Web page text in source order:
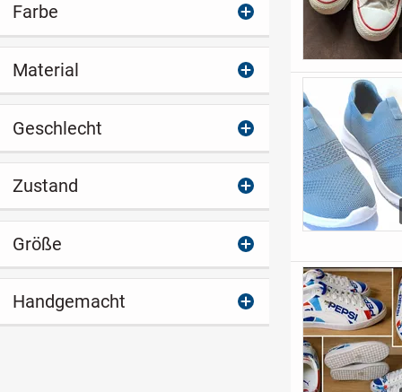
Farbe
Material
Geschlecht
Zustand
Größe
Handgemacht